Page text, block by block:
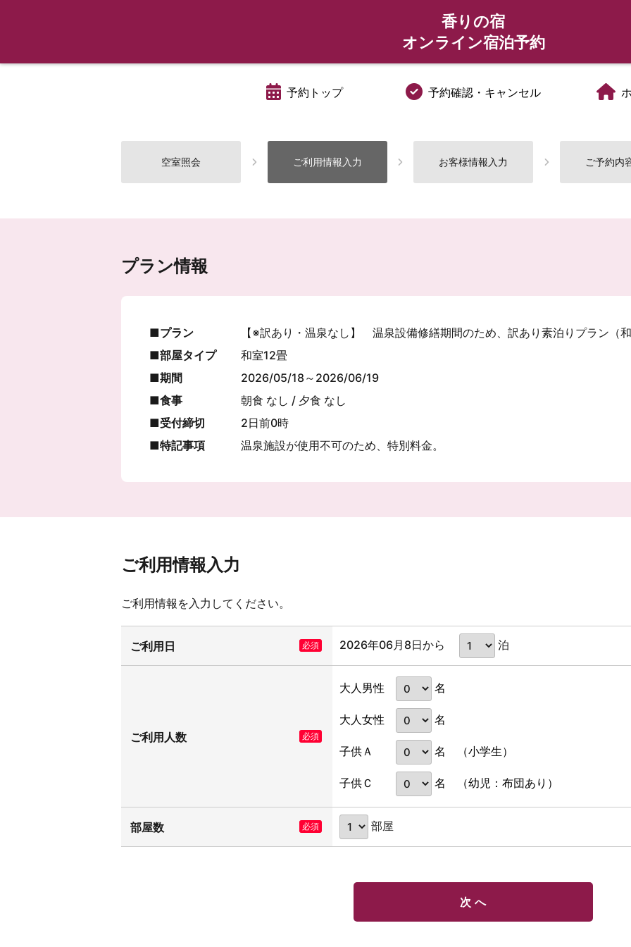
香りの宿
オンライン宿泊予約
予約トップ 予約確認・キャンセル
空室照会 ご利用情報入力 お客様情報入力 ご予約内
プラン情報
プラン
【※訳あり・温泉なし】 温泉設備修繕期間のため、訳あり素泊りプラン（
部屋タイプ
和室12畳
期間
2026/05/18～2026/06/19
食事
朝食 なし / 夕食 なし
受付締切
2日前0時
特記事項
温泉施設が使用不可のため、特別料金。
ご利用情報入力
ご利用情報を入力してください。
ご利用日 必須 2026年06月8日から 泊
ご利用人数 必須
大人男性 名
大人女性 名
子供Ａ 名 （小学生）
子供Ｃ 名 （幼児：布団あり）
部屋数 必須 部屋